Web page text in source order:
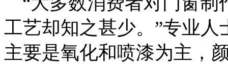
工艺却知之甚少。”专业
主要是氧化和喷漆为主，